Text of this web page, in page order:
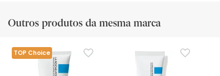
Outros produtos da mesma marca
TOP Choice